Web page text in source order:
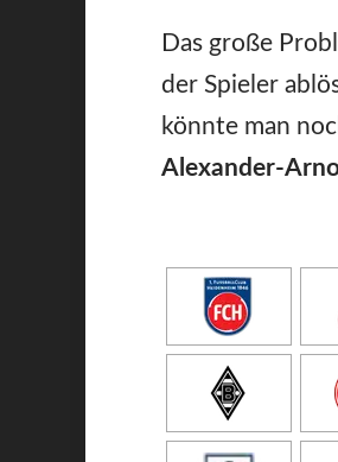
Das große
der Spieler
könnte man
Alexander-